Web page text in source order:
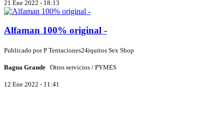
21 Ene 2022 - 18:13
Alfaman 100% original -
Publicado porP Tentaciones24iquitos Sex Shop
Bagua Grande Otros servicios / PYMES
12 Ene 2022 - 11:41